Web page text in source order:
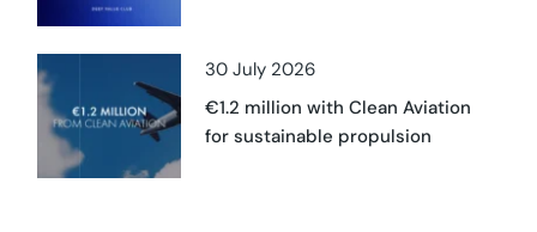
30 July 2026
€1.2 million with Clean Aviation
for sustainable propulsion